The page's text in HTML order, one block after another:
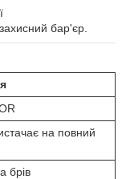
бар'єр.
на повний
брів